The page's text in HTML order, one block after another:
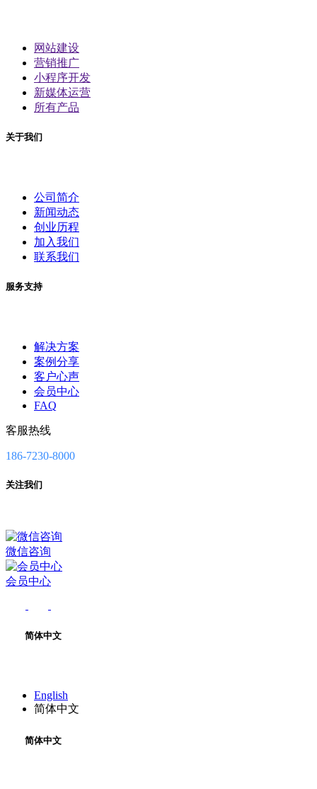
网站建设
营销推广
小程序开发
新媒体运营
所有产品
关于我们
公司简介
新闻动态
创业历程
加入我们
联系我们
服务支持
解决方案
案例分享
客户心声
会员中心
FAQ
客服热线
186-7230-8000
关注我们
微信咨询
会员中心
简体中文
English
简体中文
简体中文